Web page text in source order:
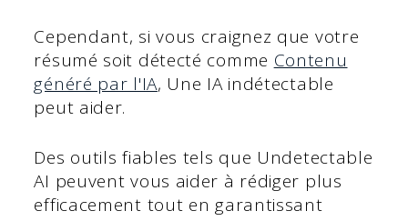
Cependant, si vous craignez que votre
résumé soit détecté comme Contenu
généré par l'IA, Une IA indétectable
peut aider.
Des outils fiables tels que Undetectable
AI peuvent vous aider à rédiger plus
efficacement tout en garantissant